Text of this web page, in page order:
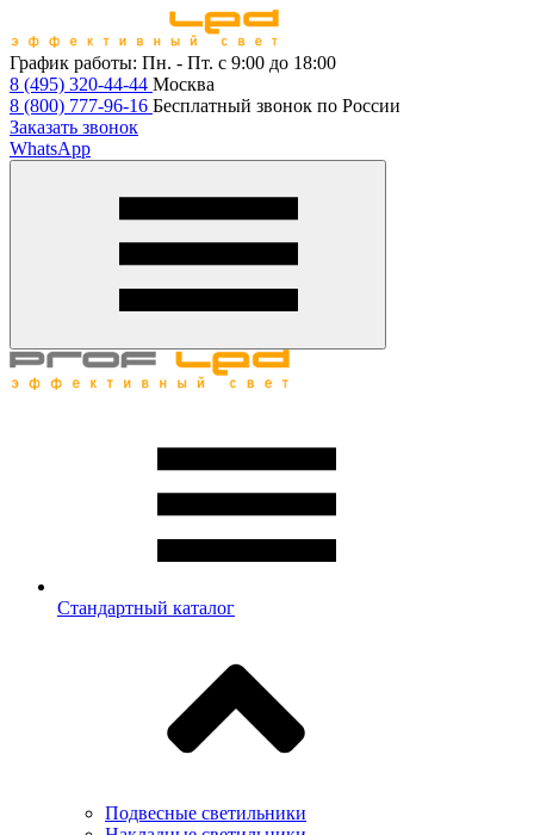
График работы: Пн. - Пт. с 9:00 до 18:00
8 (495) 320-44-44 Москва
8 (800) 777-96-16 Бесплатный звонок по России
Заказать звонок
WhatsApp
Стандартный каталог
Подвесные светильники